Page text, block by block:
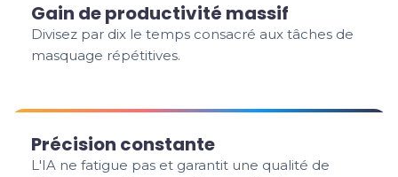
Gain de productivité massif
Divisez par dix le temps consacré aux tâches de
masquage répétitives.
Précision constante
L'IA ne fatigue pas et garantit une qualité de